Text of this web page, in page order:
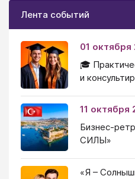
Лента событий
01 октября
🎓
и
11 октября
Бизнес-
СИЛЫ»
«Я –